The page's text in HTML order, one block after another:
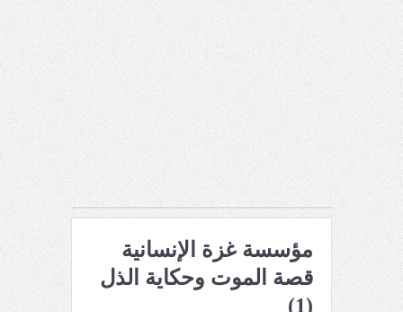
مؤسسة غزة الإنسانية
قصة الموت وحكاية الذل
(1)